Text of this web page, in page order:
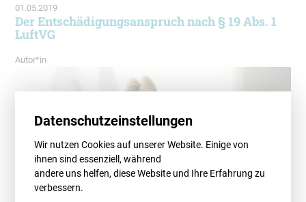
01.05.2019
Der Entschädigungsanspruch nach § 19 Abs. 1
LuftVG
Autor*in
Datenschutzeinstellungen
Wir nutzen Cookies auf unserer Website. Einige von
ihnen sind essenziell, während
andere uns helfen, diese Website und Ihre Erfahrung zu
verbessern.